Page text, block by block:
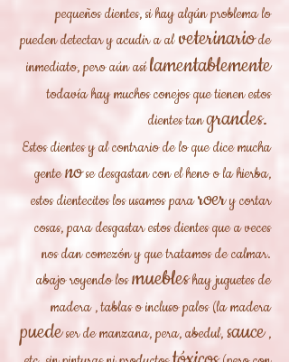
pequeños dientes, si hay algún problema lo
pueden detectar y acudir a alveterinariode
inmediato, pero aún asílamentablemente
todavíahay muchos conejos quetienen estos
dientes tangrandes.
Estos dientes y al contrario de lo que dice mucha
gentenose desgastan con el heno o la hierba,
estos dientecitos los usamos pararoery cortar
cosas, para desgastar estos dientes que a veces
nos dan comezón y que tratamos de calmar.
abajo royendo losmuebleshay juguetes de
madera, tablas o incluso palos (la madera
puedeser de manzana, pera, abedul,sauce ,